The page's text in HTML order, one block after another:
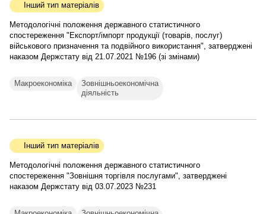
Інший тип матеріалів
Методологічні положення державного статистичного
спостереження "Експорт/імпорт продукції (товарів, послуг)
військового призначення та подвійного використання", затверджені
наказом Держстату від 21.07.2021 №196 (зі змінами)
Макроекономіка
Зовнішньоекономічна
діяльність
Інший тип матеріалів
Методологічні положення державного статистичного
спостереження "Зовнішня торгівля послугами", затверджені
наказом Держстату від 03.07.2023 №231